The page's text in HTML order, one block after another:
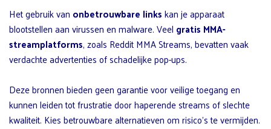
Het gebruik van onbetrouwbare linkskan je apparaat
blootstellen aan virussen en malware. Veel gratis MMA-
streamplatforms, zoals Reddit MMA Streams, bevatten vaak
verdachte advertenties of schadelijke pop-ups.
Deze bronnen bieden geen garantie voor veilige toegang en
kunnen leiden tot frustratie door haperende streams of slechte
kwaliteit. Kies betrouwbare alternatieven om risico’s te vermijden.